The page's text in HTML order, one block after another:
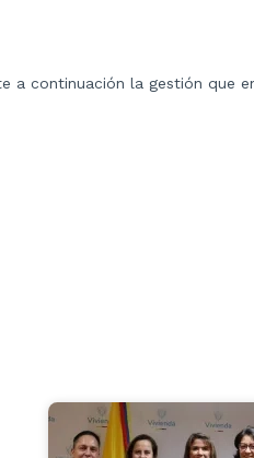
a continuación la gestión que